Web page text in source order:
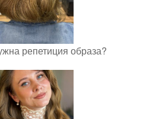
репетиция образа?